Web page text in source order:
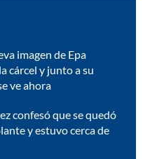
imagen de Epa
cárcel y junto a su
ve ahora
confesó que se quedó
y estuvo cerca de